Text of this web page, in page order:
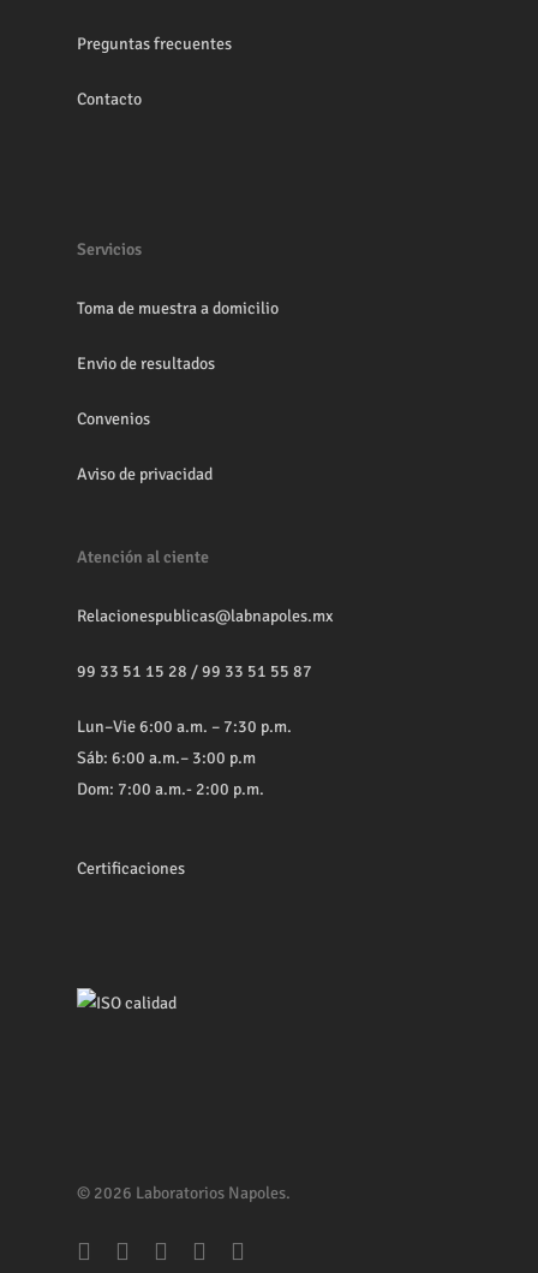
Preguntas frecuentes
Contacto
Servicios
Toma de muestra a domicilio
Envio de resultados
Convenios
Aviso de privacidad
Atención al ciente
Relacionespublicas@labnapoles.mx
99 33 51 15 28 /99 33 51 55 87
Lun–Vie 6:00 a.m. – 7:30 p.m.
Sáb: 6:00 a.m.– 3:00 p.m
Dom: 7:00 a.m.- 2:00 p.m.
Certificaciones
© 2026 Laboratorios Napoles.
facebookyoutubewhatsappphoneemail